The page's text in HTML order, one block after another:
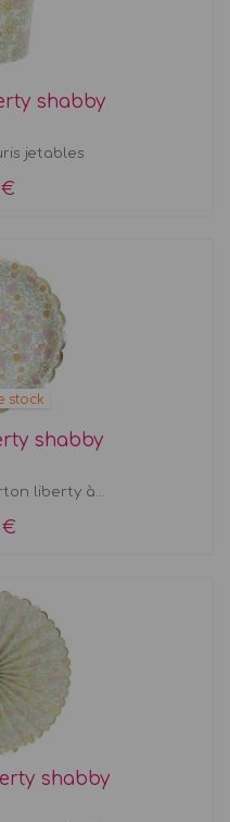
shabby
jetables
€
stock
shabby
liberty à...
€
shabby